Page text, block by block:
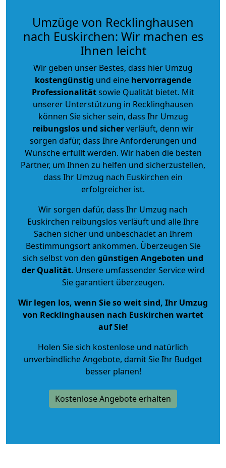
Umzüge von Recklinghausen
nach Euskirchen: Wir machen es
Ihnen leicht
Wir geben unser Bestes, dass hier Umzug
kostengünstig und eine hervorragende
Professionalitätsowie Qualität bietet. Mit
unserer Unterstützung in Recklinghausen
können Sie sicher sein, dass Ihr Umzug
reibungslos und sicherverläuft, denn wir
sorgen dafür, dass Ihre Anforderungen und
Wünsche erfüllt werden. Wir haben die besten
Partner, um Ihnen zu helfen und sicherzustellen,
dass Ihr Umzug nach Euskirchen ein
erfolgreicher ist.
Wir sorgen dafür, dass Ihr Umzug nach
Euskirchen reibungslos verläuft und alle Ihre
Sachen sicher und unbeschadet an Ihrem
Bestimmungsort ankommen. Überzeugen Sie
sich selbst von den günstigen Angeboten und
der Qualität. Unsere umfassender Service wird
Sie garantiert überzeugen.
Wir legen los, wenn Sie so weit sind, Ihr Umzug
von Recklinghausen nach Euskirchen wartet
auf Sie!
Holen Sie sich kostenlose und natürlich
unverbindliche Angebote, damit Sie Ihr Budget
besser planen!
Kostenlose Angebote erhalten